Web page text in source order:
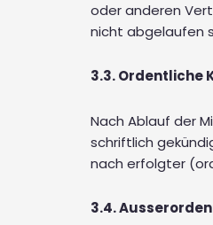
oder anderen
nicht abgelaufen
3.3. Ordentliche
Nach Ablauf der
schriftlich
nach erfolgter
3.4.